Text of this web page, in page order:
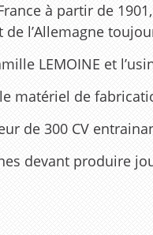
à partir de
l’Allemagne
LEMOINE et
matériel de
de 300 CV
devant produire